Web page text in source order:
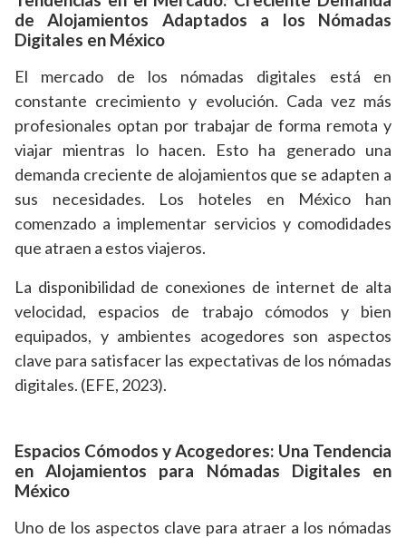
de Alojamientos Adaptados a los Nómadas
Digitales en México
El mercado de los nómadas digitales está en
constante crecimiento y evolución. Cada vez más
profesionales optan por trabajar de forma remota y
viajar mientras lo hacen. Esto ha generado una
demanda creciente de alojamientos que se adapten a
sus necesidades. Los hoteles en México han
comenzado a implementar servicios y comodidades
que atraen a estos viajeros.
La disponibilidad de conexiones de internet de alta
velocidad, espacios de trabajo cómodos y bien
equipados, y ambientes acogedores son aspectos
clave para satisfacer las expectativas de los nómadas
digitales. (EFE, 2023).
Espacios Cómodos y Acogedores: Una Tendencia
en Alojamientos para Nómadas Digitales en
México
Uno de los aspectos clave para atraer a los nómadas